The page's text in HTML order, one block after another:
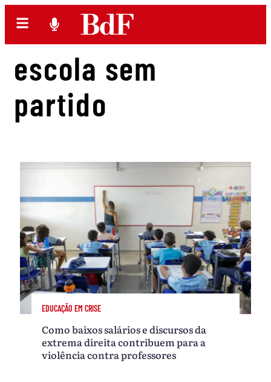
escola sem
partido
EDUCAÇÃO EM CRISE
Como baixos salários e discursos da
extrema direita contribuem para a
violência contra professores